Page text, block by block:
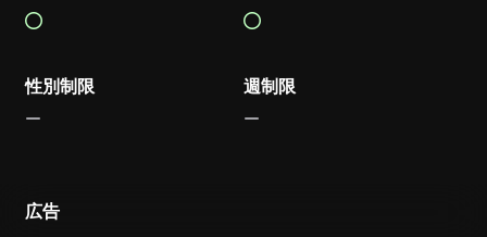
性別制限 週制限
広告